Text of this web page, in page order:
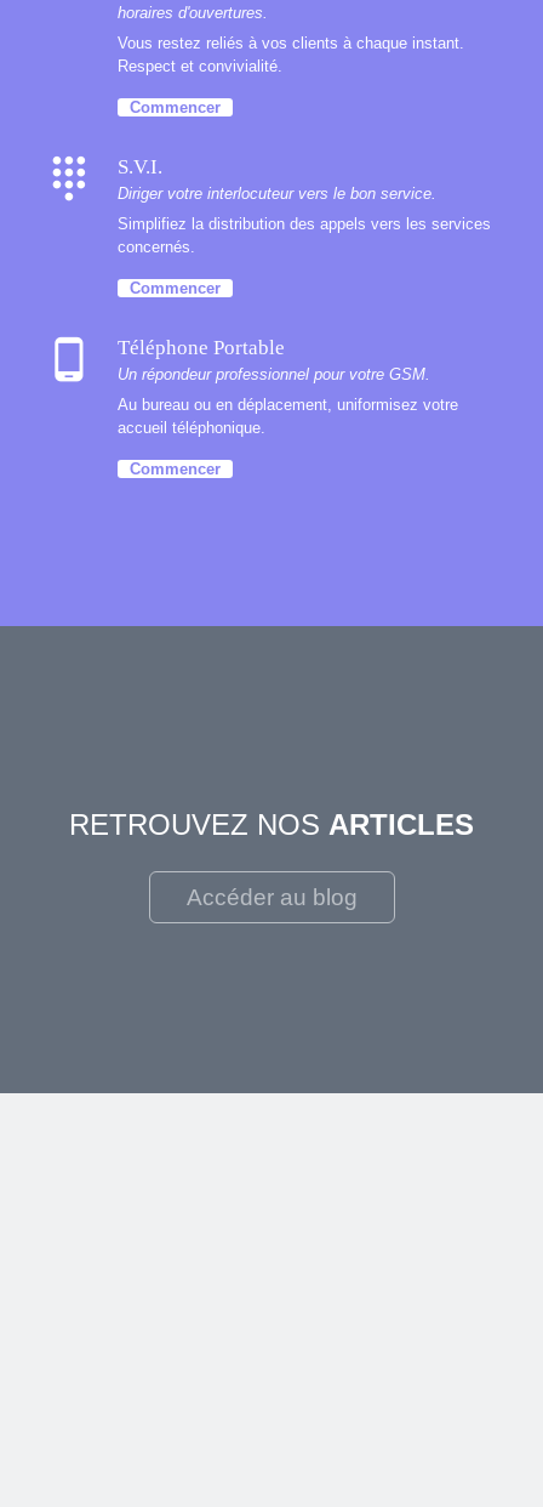
horaires d'ouvertures.
Vous restez reliés à vos clients à chaque instant.
Respect et convivialité.
Commencer
dialpad S.V.I.
Diriger votre interlocuteur vers le bon service.
Simplifiez la distribution des appels vers les services
concernés.
Commencer
phone_android Téléphone Portable
Un répondeur professionnel pour votre GSM.
Au bureau ou en déplacement, uniformisez votre
accueil téléphonique.
Commencer
RETROUVEZ NOS ARTICLES
Accéder au blog